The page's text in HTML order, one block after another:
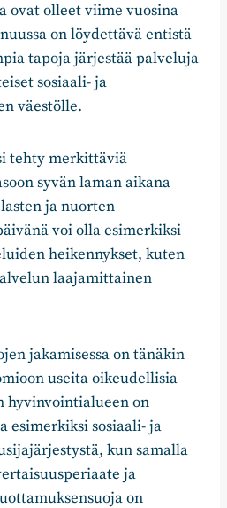
ovat olleet viime vuosina
on löydettävä entistä
tapoja järjestää palveluja
sosiaali- ja
väestölle.
tehty merkittäviä
syvän laman aikana
ja nuorten
voi olla esimerkiksi
heikennykset, kuten
laajamittainen
jakamisessa on tänäkin
useita oikeudellisia
hyvinvointialueen on
esimerkiksi sosiaali- ja
kun samalla
ja
on